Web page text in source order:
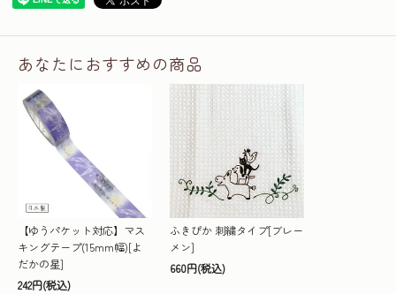
あなたにおすすめの商品
【ゆうパケット対応】マス
キングテープ(15mm幅)[よ
だかの星]
242円(税込)
ふきぴか 刺繍タイプ[ブレー
メン]
660円(税込)